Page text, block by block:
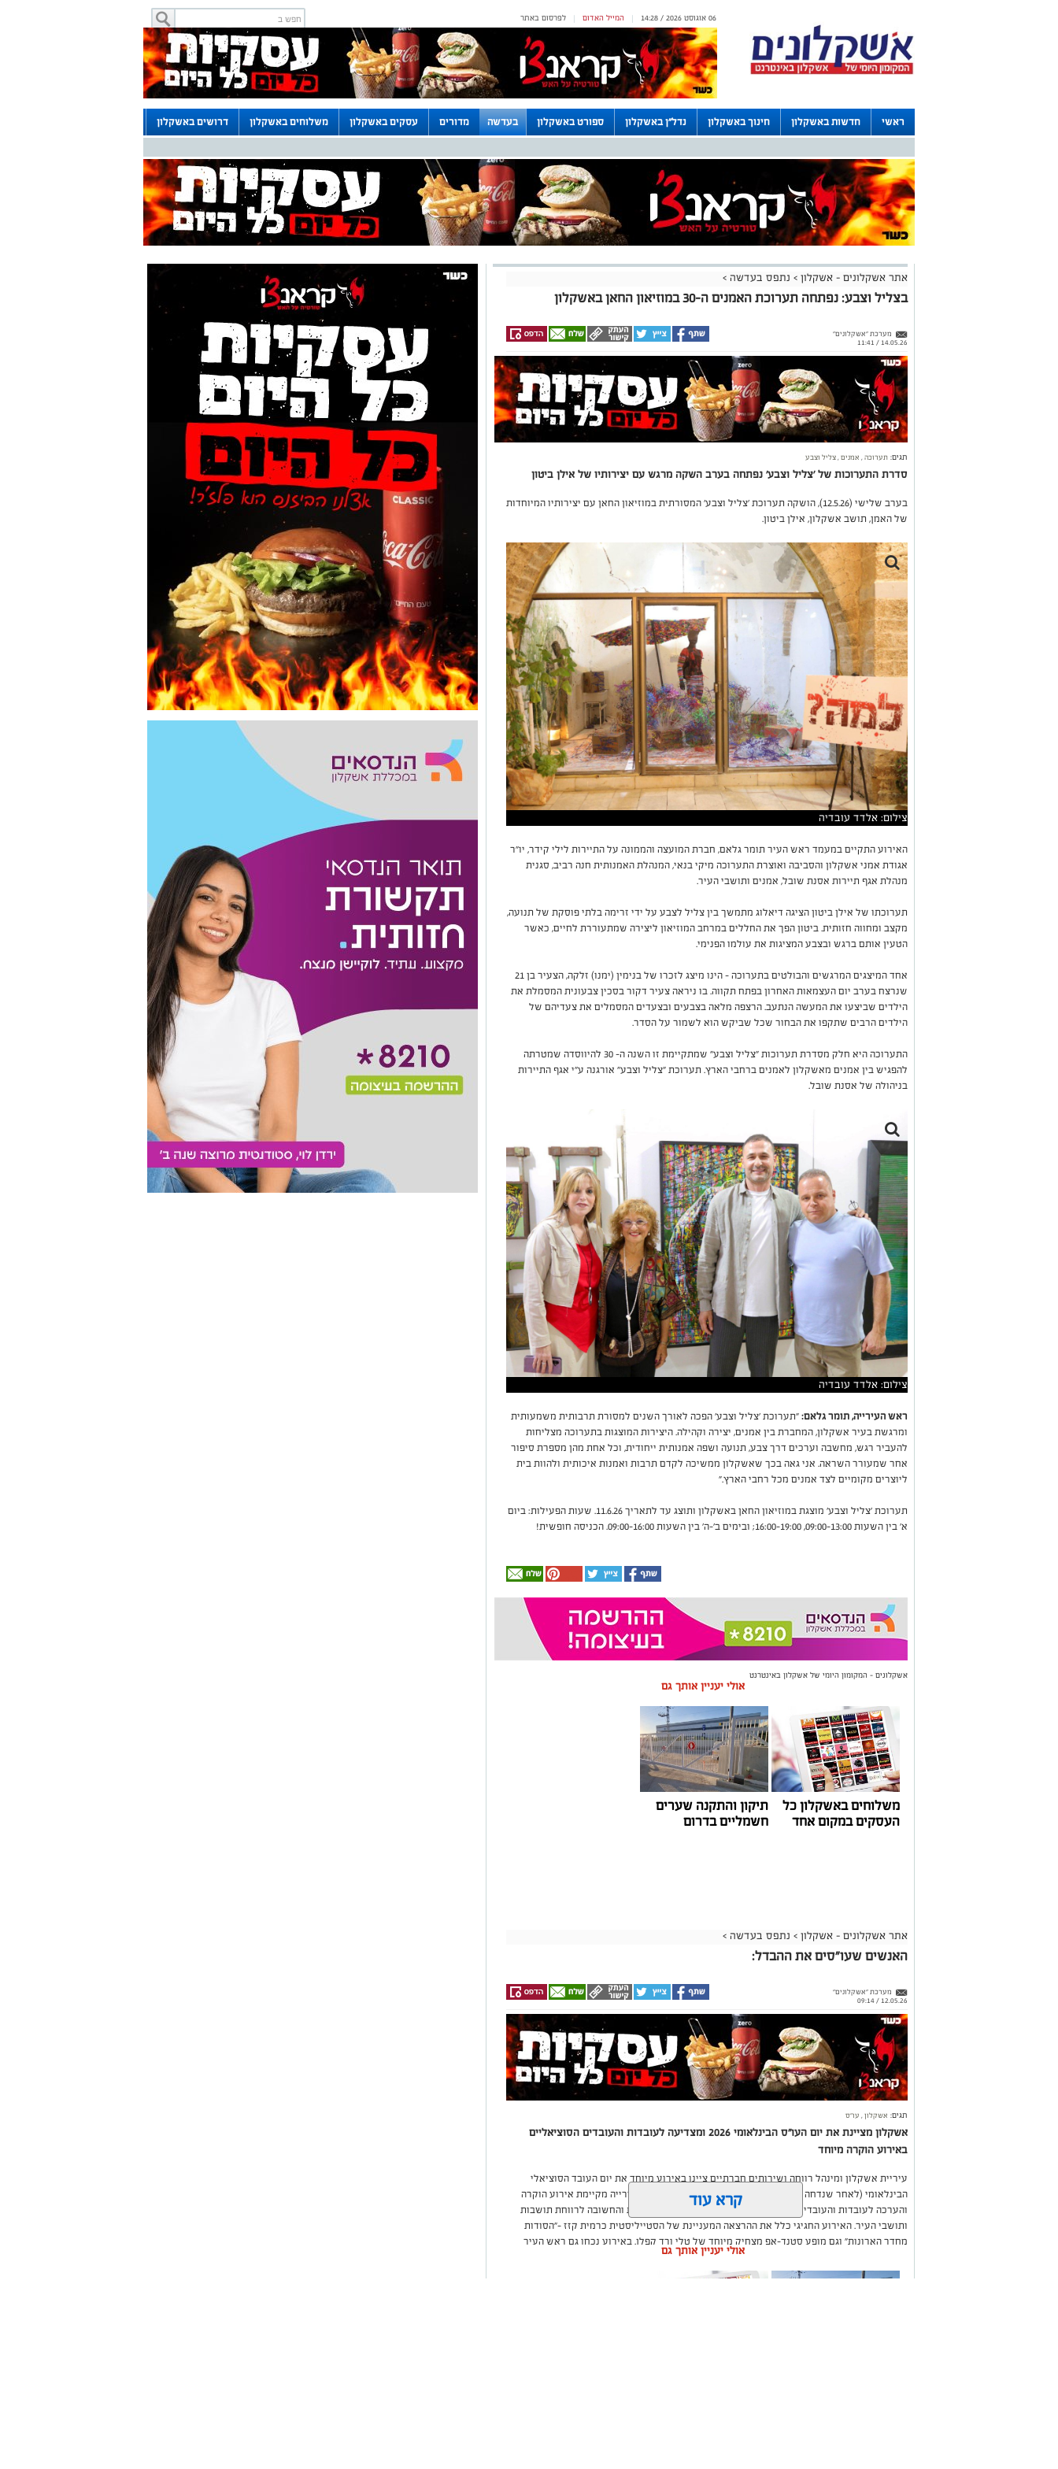
לפרסום באתר | המייל האדום | 06 אוגוסט 2026 / 14:28
ראשי חדשות באשקלון חינוך באשקלון נדל"ן באשקלון ספורט באשקלון בעדשה מדורים עסקים באשקלון משלוחים באשקלון דרושים באשקלון
אתר אשקלונים - אשקלון > נתפס בעדשה >
בצליל וצבע: נפתחה תערוכת האמנים ה-30 במוזיאון החאן באשקלון
מערכת "אשקלונים"
14.05.26 / 11:41
תגים: תערוכה, אמנים,צליל וצבע
סדרת התערוכות של 'צליל וצבע' נפתחה בערב השקה מרגש עם יצירותיו של אילן ביטון
בערב שלישי (12.5.26), הושקה תערוכת 'צליל וצבע' המסורתית במוזיאון החאן עם יצירותיו המיוחדות
של האמן, תושב אשקלון, אילן ביטון.
צילום: אלדד עובדיה
האירוע התקיים במעמד ראש העיר תומר גלאם, חברת המועצה והממונה על התיירות לילי קידר, יו"ר
אגודת אמני אשקלון והסביבה ואוצרת התערוכה מיקי בנאי, המנהלת האמנותית חנה רביב, סגנית
מנהלת אגף תיירות אסנת שובל, אמנים ותושבי העיר.
תערוכתו של אילן ביטון הציגה דיאלוג מתמשך בין צליל לצבע על ידי זרימה בלתי פוסקת של תנועה,
מקצב ומחווה חזותית. ביטון הפך את החללים במרחב המוזיאון ליצירה שמתעוררת לחיים, כאשר
הטעין אותם ברגש ובצבע המציגות את עולמו הפנימי.
אחד המיצגים המרגשים והבולטים בתערוכה – הינו מיצג לזכרו של בנימין (ימנו) זלקה, הצעיר בן 21
שנרצח בערב יום העצמאות האחרון בפתח תקווה. בו ניראה צעיר דקור בסכין צבעונית המסמלת את
הילדים שביצעו את המעשה הנתעב. הרצפה מלאה בצבעים ובצעדים המסמלים את צעדיהם של
הילדים הרבים שתקפו את הבחור שכל שביקש הוא לשמור על הסדר.
התערוכה היא חלק מסדרת תערוכות "צליל וצבע" שמתקיימת זו השנה ה- 30 להיווסדה שמטרתה
להפגיש בין אמנים מאשקלון לאמנים ברחבי הארץ. תערוכת "צליל וצבע" אורגנה ע"י אגף התיירות
בניהולה של אסנת שובל.
צילום: אלדד עובדיה
ראש העירייה, תומר גלאם:"תערוכת 'צליל וצבע' הפכה לאורך השנים למסורת תרבותית משמעותית
ומרגשת בעיר אשקלון, המחברת בין אמנים, יצירה וקהילה. היצירות המוצגות בתערוכה מצליחות
להעביר רגש, מחשבה וערכים דרך צבע, תנועה ושפה אמנותית ייחודית, וכל אחת מהן מספרת סיפור
אחר שמעורר השראה. אני גאה בכך שאשקלון ממשיכה לקדם תרבות ואמנות איכותית ולהוות בית
ליוצרים מקומיים לצד אמנים מכל רחבי הארץ."
תערוכת 'צליל וצבע' מוצגת במוזיאון החאן באשקלון ותוצג עד לתאריך 11.6.26. שעות הפעילות: ביום
א' בין השעות 09:00-13:00, 16:00-19:00; ובימים ב'-ה' בין השעות 09:00-16:00. הכניסה חופשית!
אשקלונים - המקומון היומי של אשקלון באינטרנט
אולי יעניין אותך גם
משלוחים באשקלון כל
העסקים במקום אחד
תיקון והתקנה שערים
חשמליים בדרום
אתר אשקלונים - אשקלון > נתפס בעדשה >
האנשים שעו"סים את ההבדל:
מערכת "אשקלונים"
12.05.26 / 09:14
תגים: אשקלון, עו"ס
אשקלון מציינת את יום העו"ס הבינלאומי 2026 ומצדיעה לעובדות והעובדים הסוציאליים
באירוע הוקרה מיוחד
עיריית אשקלון ומינהל רווחה ושירותים חברתיים ציינו באירוע מיוחד את יום העובד הסוציאלי
הבינלאומי (לאחר שנדחה בעקבות מבצע שאגת הארי). כמדי שנה, העירייה מקיימת אירוע הוקרה
והערכה לעובדות והעובדים הסוציאליים בעיר על תרומת המשמעותית והחשובה לרווחת תושבות
ותושבי העיר. האירוע החגיגי כלל את ההרצאה המעניינת של הסטייליסטית כרמית קזז –"הסודות
מחדר הארונות" וגם מופע סטנד-אפ מצחיק מיוחד של טלי ורד קפלן. באירוע נכחו גם ראש העיר
תומר גלאם שבירך את העובדי והעובדות על עבודתם החשובה ומסירותם לתושבי אשקלון. נכחו
וברכו באירוע ראש מינהל רווחה ושירותים חברתיים, מזל לוי וצירה באיגוד כרמית אוחיון.
קרא עוד
אולי יעניין אותך גם